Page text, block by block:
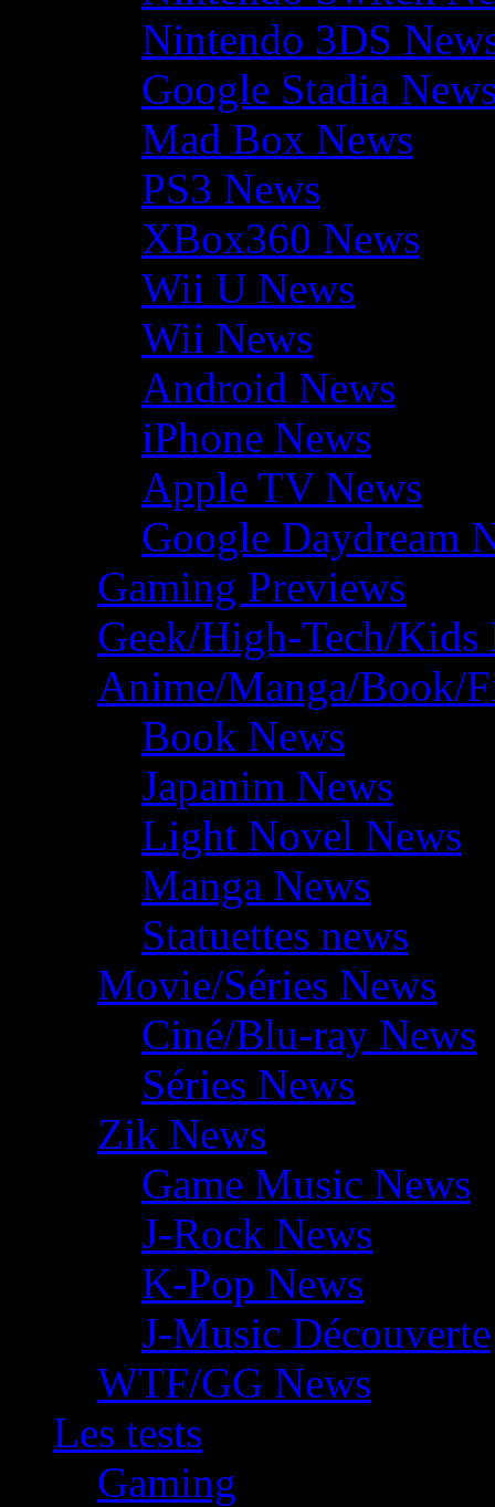
Nintendo 3DS
Google Stadia
Mad Box News
PS3 News
XBox360 News
Wii U News
Wii News
Android News
iPhone News
Apple TV News
Google Daydream
Gaming Previews
Geek/High-Tech/Kids
Anime/Manga/Book/
Book News
Japanim News
Light Novel News
Manga News
Statuettes news
Movie/Séries News
Ciné/Blu-ray News
Séries News
Zik News
Game Music News
J-Rock News
K-Pop News
J-Music Découverte
WTF/GG News
Les tests
Gaming